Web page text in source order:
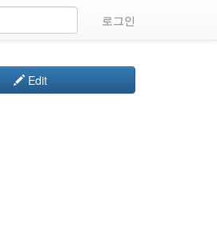
로그인
Edit